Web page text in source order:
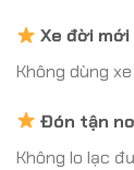
Xe đời
Không dùng
Đón tận
Không lo lạc